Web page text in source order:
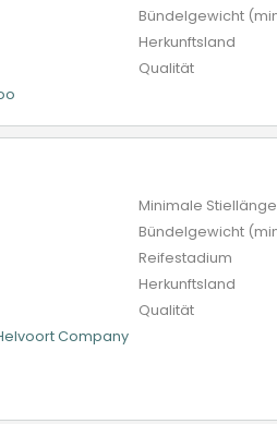
Herkunftsland
Qualität
Minimale Stiellänge
Reifestadium
Herkunftsland
Qualität
Company